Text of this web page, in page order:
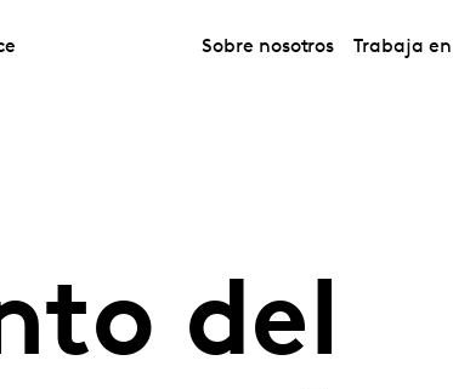
Sobre nosotros Trabaja
del